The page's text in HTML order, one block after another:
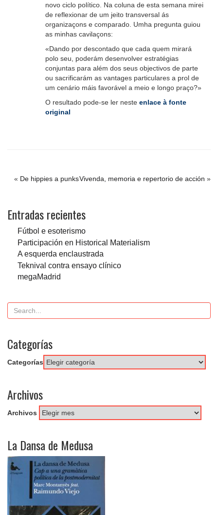
novo ciclo político. Na coluna de esta semana mirei
de reflexionar de um jeito transversal ás
organizaçons e comparado. Umha pregunta guiou
as minhas cavilaçons:
«Dando por descontado que cada quem mirará
polo seu, poderám desenvolver estratégias
conjuntas para além dos seus objectivos de parte
ou sacrificarám as vantages particulares a prol de
um cenário máis favorável a meio e longo praço?»
O resultado pode-se ler neste enlace à fonte
original
« De hippies a punksVivenda, memoria e repertorio de acción »
Entradas recientes
Fútbol e esoterismo
Participación en Historical Materialism
A esquerda enclaustrada
Teknival contra ensayo clínico
megaMadrid
Categorías
Categorías
Archivos
Archivos
La Dansa de Medusa